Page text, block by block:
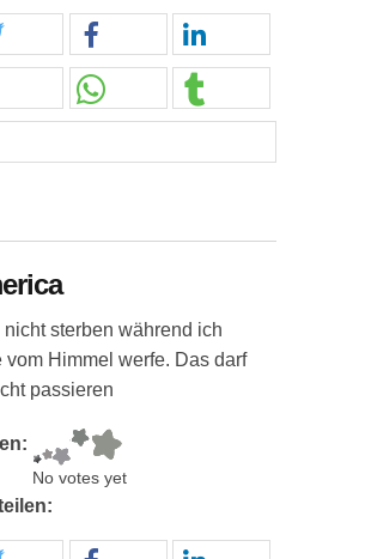
nicht sterben während ich
vom Himmel werfe. Das darf
passieren
No votes yet